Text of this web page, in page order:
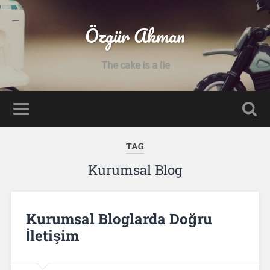
Özgür Akman
The cake is a lie
TAG
Kurumsal Blog
Kurumsal Bloglarda Doğru
İletişim